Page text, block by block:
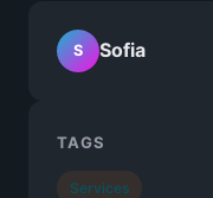
S Sofia
TAGS
Services